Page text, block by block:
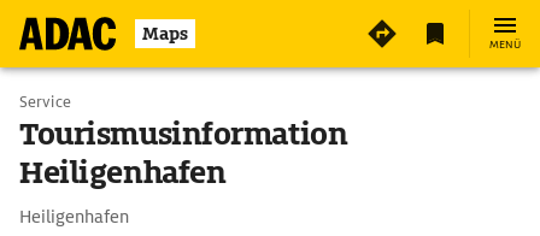
Maps MENÜ
Service
Tourismusinformation
Heiligenhafen
Heiligenhafen